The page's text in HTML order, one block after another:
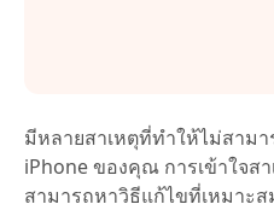
มีหลายสาเหตุที่ทำให้ไม่สาม
iPhone ของคุณ การเข้าใจส
สามารถหาวิธีแก้ไขที่เหมาะส